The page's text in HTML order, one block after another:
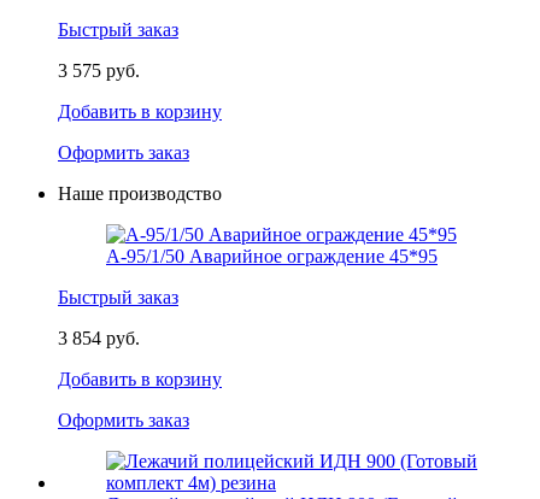
Быстрый заказ
3 575 руб.
Добавить в корзину
Оформить заказ
Наше производство
А-95/1/50 Аварийное ограждение 45*95
Быстрый заказ
3 854 руб.
Добавить в корзину
Оформить заказ